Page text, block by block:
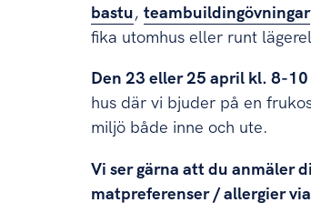
bastu, teambuildingövningar
fika utomhus eller runt
Den 23 eller 25 april kl. 8-10
hus där vi bjuder på en
miljö både inne och ute.
Vi ser gärna att du anmäler
matpreferenser / allergier